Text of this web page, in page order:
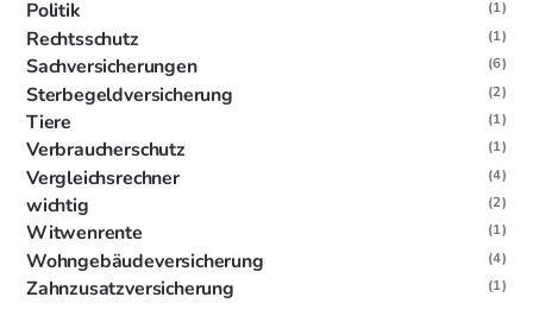
Politik (1)
Rechtsschutz (1)
Sachversicherungen (6)
Sterbegeldversicherung (2)
Tiere (1)
Verbraucherschutz (1)
Vergleichsrechner (4)
wichtig (2)
Witwenrente (1)
Wohngebäudeversicherung (4)
Zahnzusatzversicherung (1)